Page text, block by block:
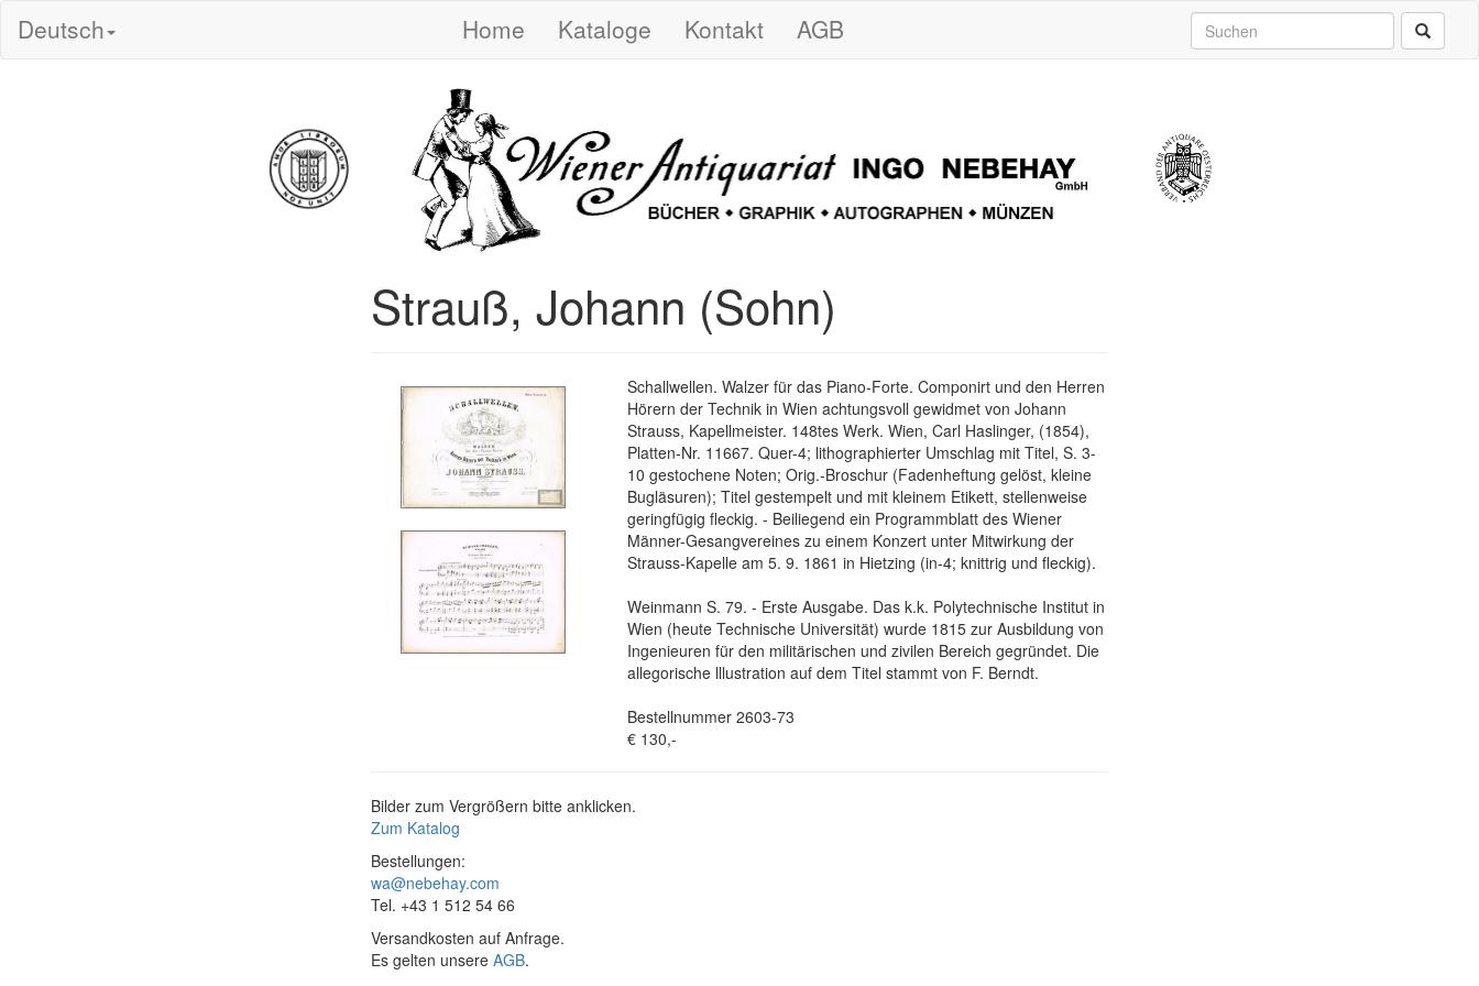
Deutsch Home Kataloge Kontakt AGB
Strauß, Johann (Sohn)
Schallwellen. Walzer für das Piano-Forte. Componirt und den Herren
Hörern der Technik in Wien achtungsvoll gewidmet von Johann
Strauss, Kapellmeister. 148tes Werk. Wien, Carl Haslinger, (1854),
Platten-Nr. 11667. Quer-4; lithographierter Umschlag mit Titel, S. 3-
10 gestochene Noten; Orig.-Broschur (Fadenheftung gelöst, kleine
Bugläsuren); Titel gestempelt und mit kleinem Etikett, stellenweise
geringfügig fleckig. - Beiliegend ein Programmblatt des Wiener
Männer-Gesangvereines zu einem Konzert unter Mitwirkung der
Strauss-Kapelle am 5. 9. 1861 in Hietzing (in-4; knittrig und fleckig).
Weinmann S. 79. - Erste Ausgabe. Das k.k. Polytechnische Institut in
Wien (heute Technische Universität) wurde 1815 zur Ausbildung von
Ingenieuren für den militärischen und zivilen Bereich gegründet. Die
allegorische lllustration auf dem Titel stammt von F. Berndt.
Bestellnummer 2603-73
€ 130,-
Bilder zum Vergrößern bitte anklicken.
Zum Katalog
Bestellungen:
wa@nebehay.com
Tel. +43 1 512 54 66
Versandkosten auf Anfrage.
Es gelten unsere AGB.